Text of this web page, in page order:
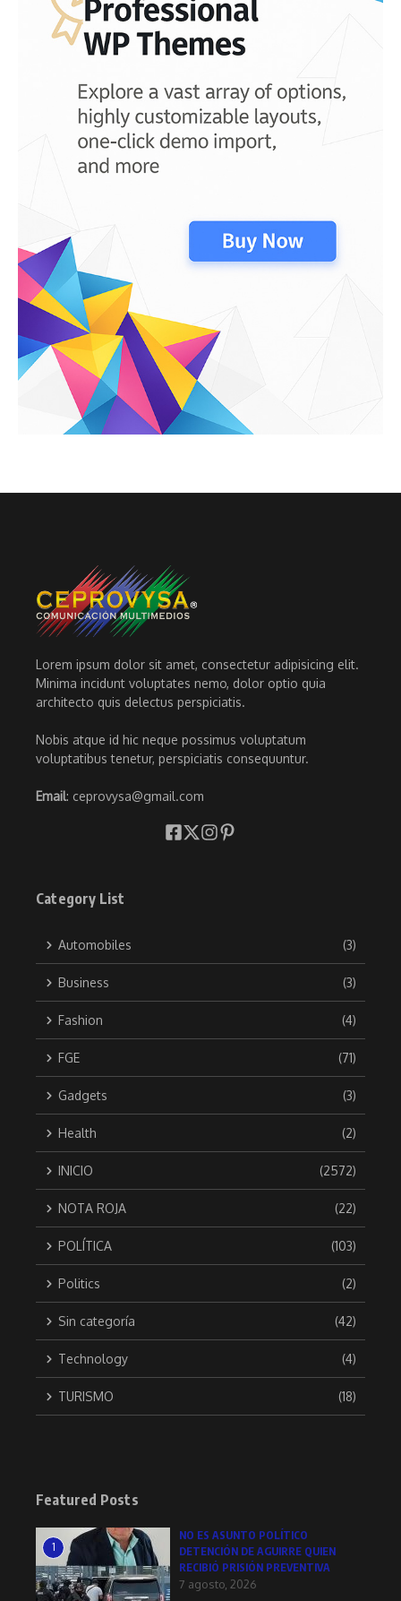
Lorem ipsum dolor sit amet, consectetur adipisicing elit.
Minima incidunt voluptates nemo, dolor optio quia
architecto quis delectus perspiciatis.
Nobis atque id hic neque possimus voluptatum
voluptatibus tenetur, perspiciatis consequuntur.
Email: ceprovysa@gmail.com
Category List
Automobiles (3)
Business (3)
Fashion (4)
FGE (71)
Gadgets (3)
Health (2)
INICIO (2572)
NOTA ROJA (22)
POLÍTICA (103)
Politics (2)
Sin categoría (42)
Technology (4)
TURISMO (18)
Featured Posts
1
NO ES ASUNTO POLÍTICO
DETENCIÓN DE AGUIRRE QUIEN
RECIBIÓ PRISIÓN PREVENTIVA
7 agosto, 2026